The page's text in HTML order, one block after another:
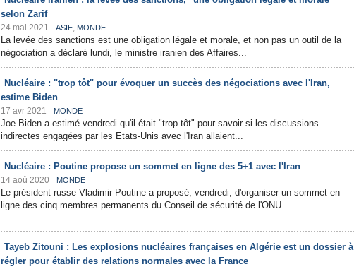
selon Zarif
24 mai 2021 ASIE, MONDE
La levée des sanctions est une obligation légale et morale, et non pas un outil de la
négociation a déclaré lundi, le ministre iranien des Affaires...
Nucléaire : "trop tôt" pour évoquer un succès des négociations avec l'Iran,
estime Biden
17 avr 2021 MONDE
Joe Biden a estimé vendredi qu'il était "trop tôt" pour savoir si les discussions
indirectes engagées par les Etats-Unis avec l'Iran allaient...
Nucléaire : Poutine propose un sommet en ligne des 5+1 avec l'Iran
14 aoû 2020 MONDE
Le président russe Vladimir Poutine a proposé, vendredi, d'organiser un sommet en
ligne des cinq membres permanents du Conseil de sécurité de l'ONU...
Tayeb Zitouni : Les explosions nucléaires françaises en Algérie est un dossier à
régler pour établir des relations normales avec la France